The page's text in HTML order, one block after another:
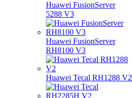
Huawei FusionServer
5288 V3
Huawei FusionServer
RH8100 V3
Huawei Tecal RH1288 V2